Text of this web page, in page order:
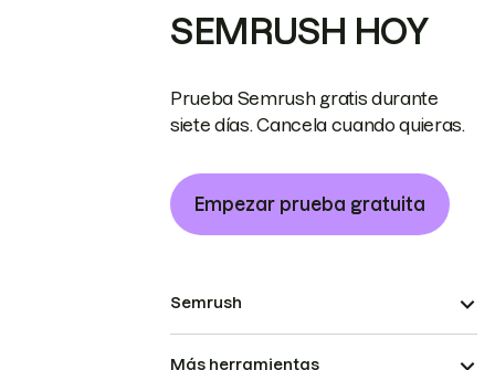
SEMRUSH HOY
Prueba Semrush gratis durante
siete días. Cancela cuando quieras.
Empezar prueba gratuita
Semrush
Más herramientas